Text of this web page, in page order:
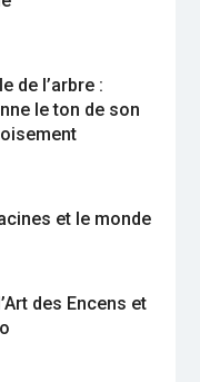
de l’arbre :
le ton de son
et le monde
des Encens et